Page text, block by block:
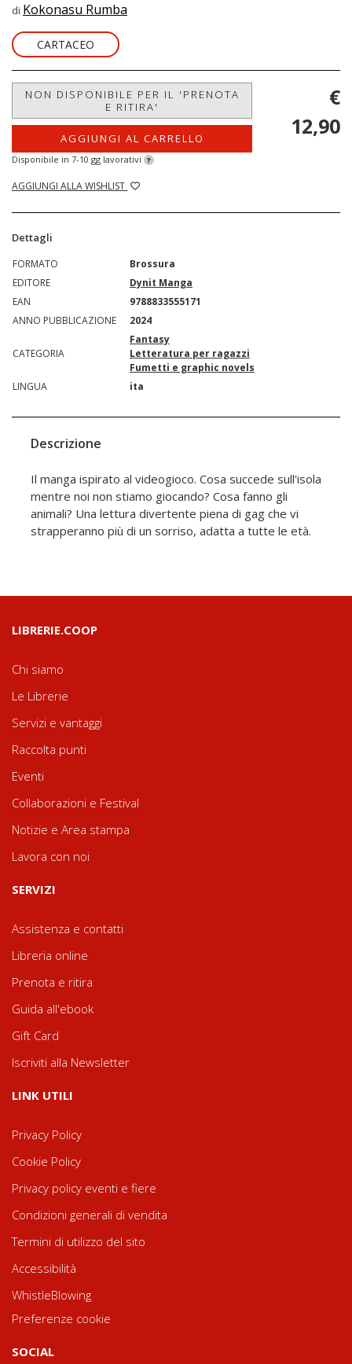
di Kokonasu Rumba
CARTACEO
NON DISPONIBILE PER IL 'PRENOTA
E RITIRA'
AGGIUNGI AL CARRELLO
Disponibile in 7-10 gg lavorativi ?
AGGIUNGI ALLA WISHLIST
€
12,90
Dettagli
FORMATO
Brossura
EDITORE
Dynit Manga
EAN
9788833555171
ANNO PUBBLICAZIONE
2024
CATEGORIA
Fantasy
Letteratura per ragazzi
Fumetti e graphic novels
LINGUA
ita
Descrizione
Il manga ispirato al videogioco. Cosa succede sull'isola
mentre noi non stiamo giocando? Cosa fanno gli
animali? Una lettura divertente piena di gag che vi
strapperanno più di un sorriso, adatta a tutte le età.
LIBRERIE.COOP
Chi siamo
Le Librerie
Servizi e vantaggi
Raccolta punti
Eventi
Collaborazioni e Festival
Notizie e Area stampa
Lavora con noi
SERVIZI
Assistenza e contatti
Libreria online
Prenota e ritira
Guida all'ebook
Gift Card
Iscriviti alla Newsletter
LINK UTILI
Privacy Policy
Cookie Policy
Privacy policy eventi e fiere
Condizioni generali di vendita
Termini di utilizzo del sito
Accessibilità
WhistleBlowing
Preferenze cookie
SOCIAL